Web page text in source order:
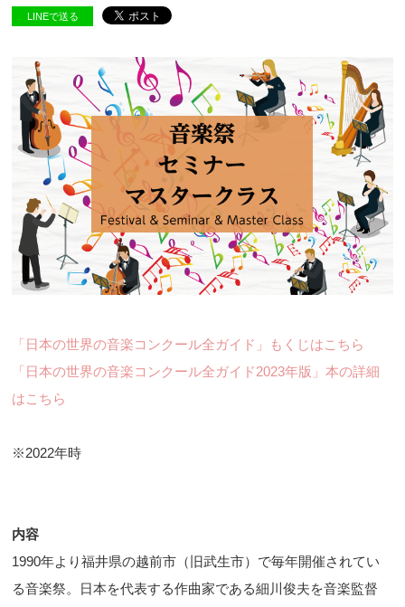
LINEで送る
「日本の世界の音楽コンクール全ガイド」もくじはこちら
「日本の世界の音楽コンクール全ガイド2023年版」本の詳細
はこちら
※2022年時
内容
1990年より福井県の越前市（旧武生市）で毎年開催されてい
る音楽祭。日本を代表する作曲家である細川俊夫を音楽監督